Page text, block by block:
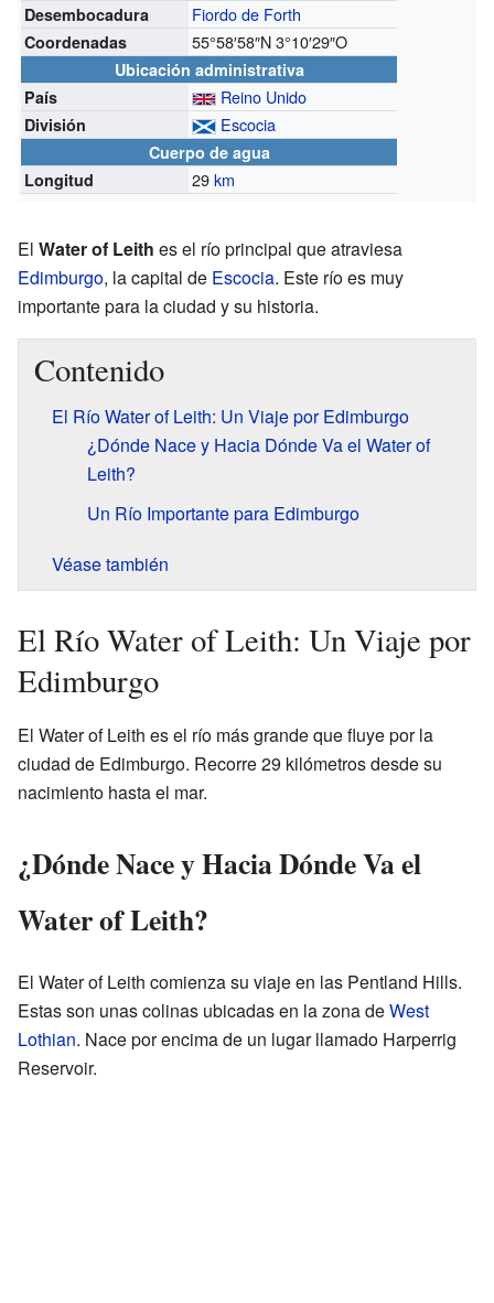
Desembocadura Fiordo de Forth
Coordenadas 55°58′58″N3°10′29″O
Ubicación administrativa
País
Reino Unido
División Escocia
Cuerpo de agua
Longitud
29km
El Water of Leith es el río principal que atraviesa
Edimburgo, la capital de Escocia. Este río es muy
importante para la ciudad y su historia.
Contenido
El Río Water of Leith: Un Viaje por Edimburgo
¿Dónde Nace y Hacia Dónde Va el Water of
Leith?
Un Río Importante para Edimburgo
Véase también
El Río Water of Leith: Un Viaje por
Edimburgo
El Water of Leith es el río más grande que fluye por la
ciudad de Edimburgo. Recorre 29 kilómetros desde su
nacimiento hasta el mar.
¿Dónde Nace y Hacia Dónde Va el
Water of Leith?
El Water of Leith comienza su viaje en las Pentland Hills.
Estas son unas colinas ubicadas en la zona deWest
Lothian. Nace por encima de un lugar llamado Harperrig
Reservoir.